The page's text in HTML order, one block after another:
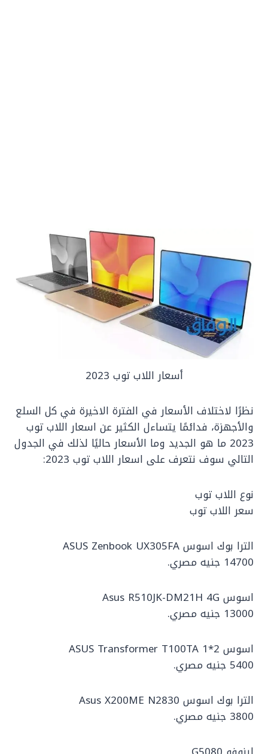
أسعار اللاب توب 2023
‏نظرًا لاختلاف الأسعار في الفترة الاخيرة في كل السلع
والأجهزة، فدائمًا يتساءل الكثير عن اسعار اللاب توب
2023 ما هو الجديد وما الأسعار حاليًا لذلك في الجدول
التالي سوف نتعرف على اسعار اللاب توب 2023:
نوع اللاب توب
سعر اللاب توب
الترا بوك اسوس ASUS Zenbook UX305FA
14700 جنيه مصري.
اسوس Asus R510JK-DM21H 4G
13000 جنيه مصري.
اسوس 2*1 ASUS Transformer T100TA
5400 جنيه مصري.
الترا بوك اسوس Asus X200ME N2830
3800 جنيه مصري.